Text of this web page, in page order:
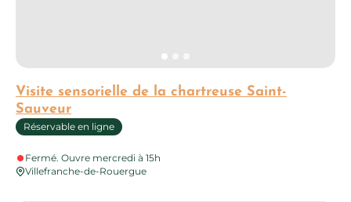
Visite sensorielle de la chartreuse Saint-
Sauveur
Réservable en ligne
Fermé. Ouvre mercredi à 15h
Villefranche-de-Rouergue